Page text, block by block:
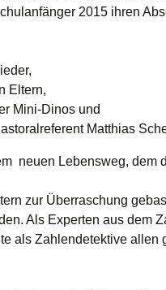
2015 ihren
Eltern,
Mini-Dinos und
Matthias
neuen Lebensweg, dem
zur Überraschung
Als Experten aus dem
als Zahlendetektive allen